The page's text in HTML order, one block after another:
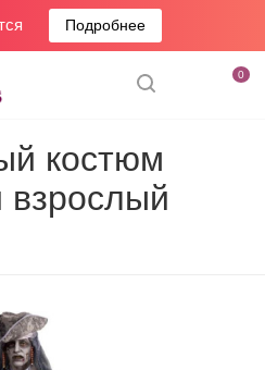
Подробнее
0
костюм
взрослый